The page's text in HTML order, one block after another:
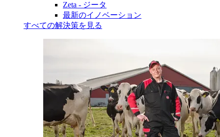
Zeta - ジータ
最新のイノベーション
すべての解決策を見る